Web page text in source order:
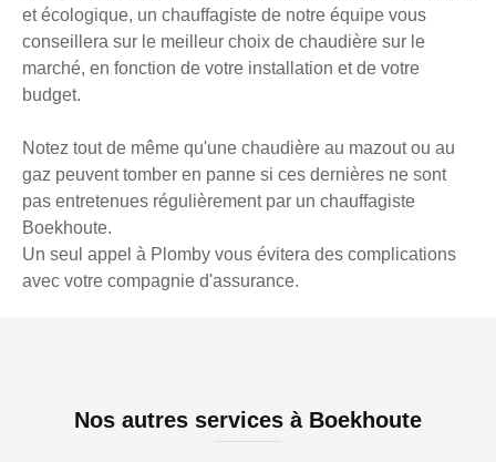
et écologique, un chauffagiste de notre équipe vous
conseillera sur le meilleur choix de chaudière sur le
marché, en fonction de votre installation et de votre
budget.
Notez tout de même qu'une chaudière au mazout ou au
gaz peuvent tomber en panne si ces dernières ne sont
pas entretenues régulièrement par un chauffagiste
Boekhoute.
Un seul appel à Plomby vous évitera des complications
avec votre compagnie d'assurance.
Nos autres services à Boekhoute